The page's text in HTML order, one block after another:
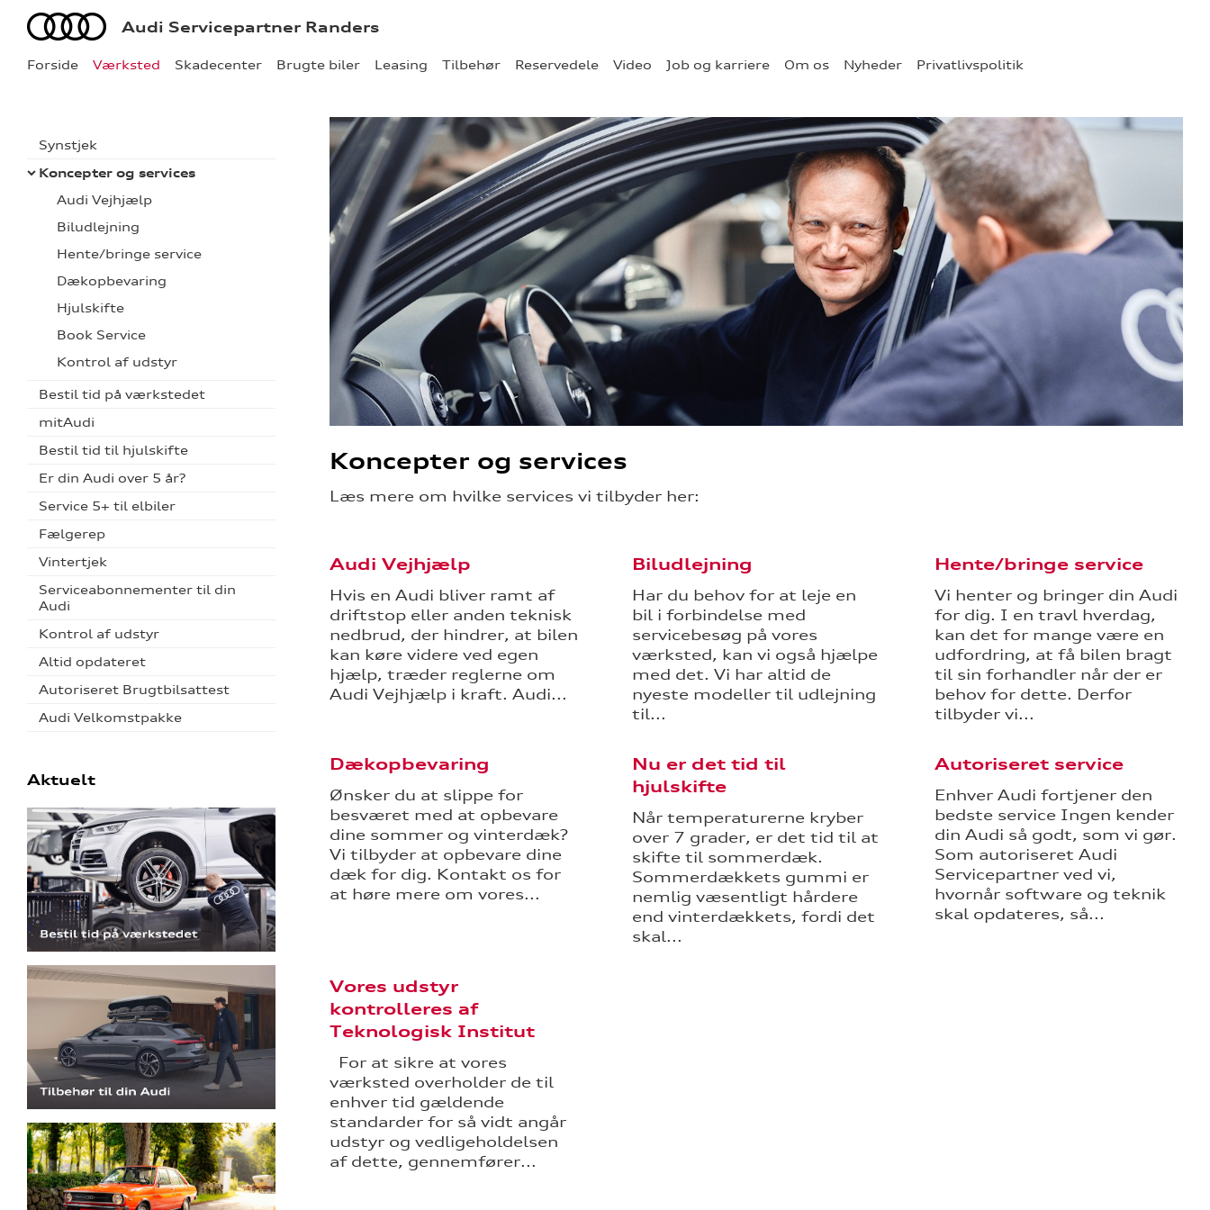
Forside Værksted Skadecenter Brugte biler Leasing Tilbehør Reservedele Video Job og karriere Om os Nyheder Privatlivspolitik
Audi Audi Servicepartner Randers
Synstjek
Koncepter og services
Audi Vejhjælp
Biludlejning
Hente/bringe service
Dækopbevaring
Hjulskifte
Book Service
Kontrol af udstyr
Bestil tid på værkstedet
mitAudi
Bestil tid til hjulskifte
Er din Audi over 5 år?
Service 5+ til elbiler
Fælgerep
Vintertjek
Serviceabonnementer til din
Audi
Kontrol af udstyr
Altid opdateret
Autoriseret Brugtbilsattest
Audi Velkomstpakke
Aktuelt
Koncepter og services
Læs mere om hvilke services vi tilbyder her:
Audi Vejhjælp
Hvis en Audi bliver ramt af
driftstop eller anden teknisk
nedbrud, der hindrer, at bilen
kan køre videre ved egen
hjælp, træder reglerne om
Audi Vejhjælp i kraft. Audi...
Biludlejning
Har du behov for at leje en
bil i forbindelse med
servicebesøg på vores
værksted, kan vi også hjælpe
med det. Vi har altid de
nyeste modeller til udlejning
til...
Hente/bringe service
Vi henter og bringer din Audi
for dig. I en travl hverdag,
kan det for mange være en
udfordring, at få bilen bragt
til sin forhandler når der er
behov for dette. Derfor
tilbyder vi...
Dækopbevaring
Ønsker du at slippe for
besværet med at opbevare
dine sommer og vinterdæk?
Vi tilbyder at opbevare dine
dæk for dig. Kontakt os for
at høre mere om vores...
Nu er det tid til
hjulskifte
Når temperaturerne kryber
over 7 grader, er det tid til at
skifte til sommerdæk.
Sommerdækkets gummi er
nemlig væsentligt hårdere
end vinterdækkets, fordi det
skal...
Autoriseret service
Enhver Audi fortjener den
bedste service Ingen kender
din Audi så godt, som vi gør.
Som autoriseret Audi
Servicepartner ved vi,
hvornår software og teknik
skal opdateres, så...
Vores udstyr
kontrolleres af
Teknologisk Institut
For at sikre at vores
værksted overholder de til
enhver tid gældende
standarder for så vidt angår
udstyr og vedligeholdelsen
af dette, gennemfører...